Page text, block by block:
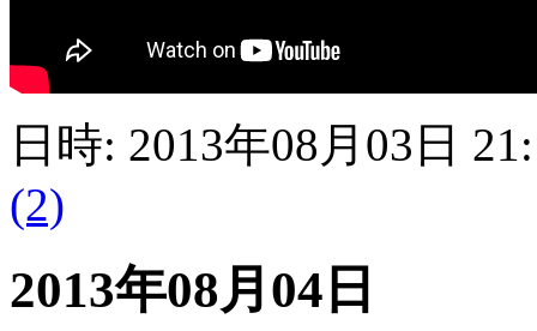
日時: 2013年08月03日
(2)
2013年08月04日